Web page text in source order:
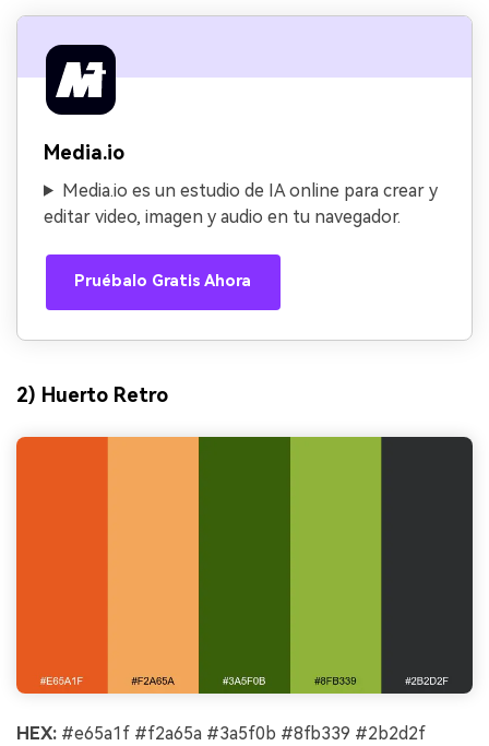
Media.io
Media.io es un estudio de IA online para crear y
editar video, imagen y audio en tu navegador.
Pruébalo Gratis Ahora
2) Huerto Retro
HEX: #e65a1f #f2a65a #3a5f0b #8fb339 #2b2d2f